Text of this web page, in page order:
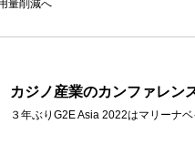
量削減へ
カジノ産業のカンファレ
３年ぶりG2E Asia 2022はマリーナ